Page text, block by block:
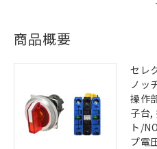
商品概要
セレ
ノッ
操作
子台,
ト/
プ電